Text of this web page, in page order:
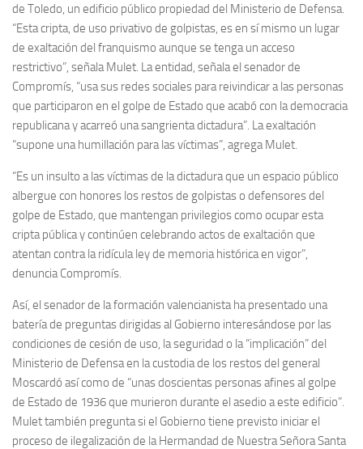
Fondo Mario J. Bonilla
Biblioteca-Novedades
Publicaciones destacadas de nuestra hemeroteca
Noticias
Tienda
de Toledo, un edificio público propiedad del Ministerio de Defensa.
“Esta cripta, de uso privativo de golpistas, es en sí mismo un lugar
de exaltación del franquismo aunque se tenga un acceso
restrictivo”, señala Mulet. La entidad, señala el senador de
Compromís, “usa sus redes sociales para reivindicar a las personas
que participaron en el golpe de Estado que acabó con la democracia
republicana y acarreó una sangrienta dictadura”. La exaltación
“supone una humillación para las víctimas”, agrega Mulet.
“Es un insulto a las víctimas de la dictadura que un espacio público
albergue con honores los restos de golpistas o defensores del
golpe de Estado, que mantengan privilegios como ocupar esta
cripta pública y continúen celebrando actos de exaltación que
atentan contra la ridícula ley de memoria histórica en vigor”,
denuncia Compromís.
Así, el senador de la formación valencianista ha presentado una
batería de preguntas dirigidas al Gobierno interesándose por las
condiciones de cesión de uso, la seguridad o la “implicación” del
Ministerio de Defensa en la custodia de los restos del general
Moscardó así como de “unas doscientas personas afines al golpe
de Estado de 1936 que murieron durante el asedio a este edificio”.
Mulet también pregunta si el Gobierno tiene previsto iniciar el
proceso de ilegalización de la Hermandad de Nuestra Señora Santa